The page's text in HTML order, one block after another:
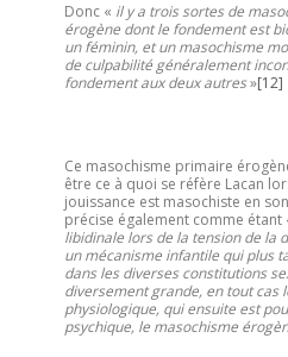
Donc « il y a trois sortes de
érogène dont le fondement est
un féminin, et un masochisme
de culpabilité généralement
fondement aux deux autres»[12]
Ce masochisme primaire
être ce à quoi se réfère Lacan
jouissance est masochiste en
précise également comme étant
libidinale lors de la tension de la
un mécanisme infantile qui plus
dans les diverses constitutions
diversement grande, en tout cas
physiologique, qui ensuite est
psychique, le masochisme